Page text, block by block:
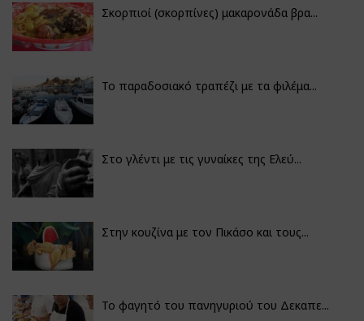
Σκορπιοί (σκορπίνες) μακαρονάδα βρα...
Το παραδοσιακό τραπέζι με τα φιλέμα...
Στο γλέντι με τις γυναίκες της Ελεύ...
Στην κουζίνα με τον Πικάσο και τους...
Το φαγητό του πανηγυριού του Δεκαπε...